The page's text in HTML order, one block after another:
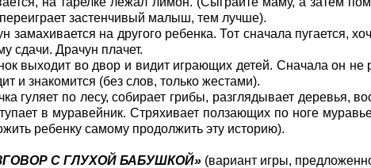
застенчивый малыш, тем лучше).
замахивается на другого ребенка. Тот сначала пугается,
сдачи. Драчун плачет.
выходит во двор и видит играющих детей. Сначала он не
и знакомится (без слов, только жестами).
гуляет по лесу, собирает грибы, разглядывает деревья,
в муравейник. Стряхивает ползающих по ноге
ребенку самому продолжить эту историю).
С ГЛУХОЙ БАБУШКОЙ» (вариант игры,